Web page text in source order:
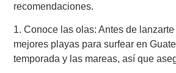
recomendaciones.
1. Conoce las olas: Antes de
mejores playas para surfear en
temporada y las mareas, así que